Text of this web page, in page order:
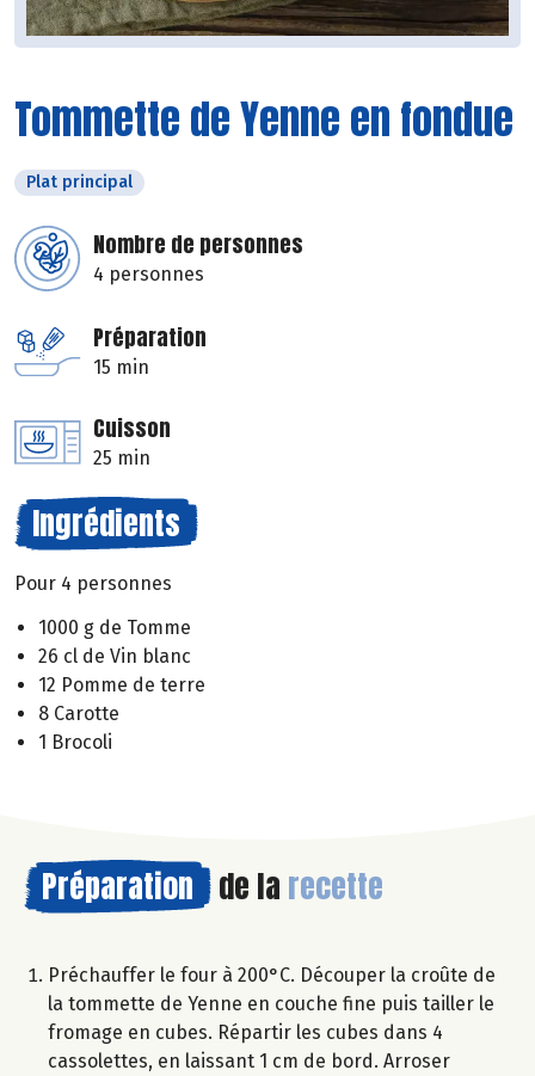
Tommette de Yenne en fondue
Plat principal
Nombre de personnes
4 personnes
Préparation
15 min
Cuisson
25 min
Ingrédients
Pour 4 personnes
1000 g de Tomme
26 cl de Vin blanc
12 Pomme de terre
8 Carotte
1 Brocoli
Préparation de la recette
Préchauffer le four à 200°C. Découper la croûte de
la tommette de Yenne en couche fine puis tailler le
fromage en cubes. Répartir les cubes dans 4
cassolettes, en laissant 1 cm de bord. Arroser